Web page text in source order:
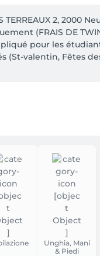
TERREAUX 2, 2000
(FRAIS DE
pour les
(St-valentin, Fêtes
Unghia, Mani
& Piedi